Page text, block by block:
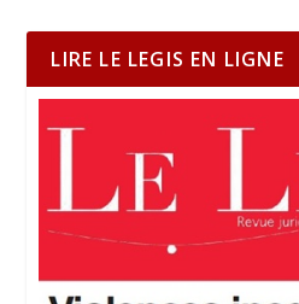
LIRE LE LEGIS EN LIGNE